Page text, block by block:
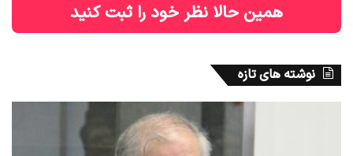
همین حالا نظر خود را ثبت کنید
نوشته های تازه